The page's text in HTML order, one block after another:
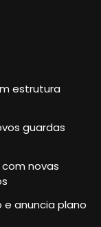
estrutura
guardas
novas
anuncia plano